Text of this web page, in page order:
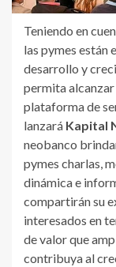
Teniendo en
las pymes están
desarrollo y
permita
plataforma de
lanzará Kapital
neobanco
pymes charlas,
dinámica e
compartirán su
interesados en
de valor que
contribuya al